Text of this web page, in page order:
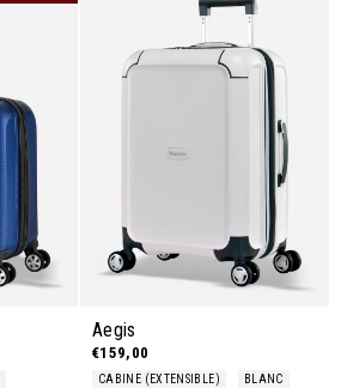
Aegis
€159,00
CABINE (EXTENSIBLE) BLANC